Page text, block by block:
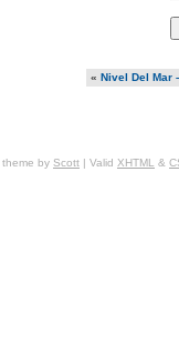
«Nivel Del Mar
theme by Scott | Valid XHTML &